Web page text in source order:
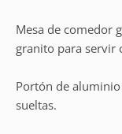
Mesa de comedor
granito para servir
Portón de
sueltas.